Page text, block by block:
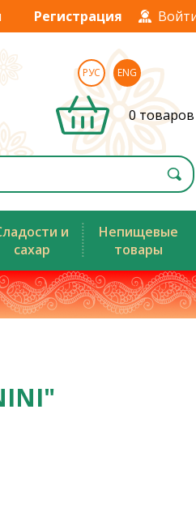
Регистрация
РУС ENG
0 товаров
и
сахар
Непищевые
товары